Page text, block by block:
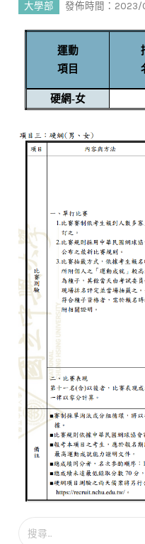
大學部 發佈時間：
運動
項目
硬網-女